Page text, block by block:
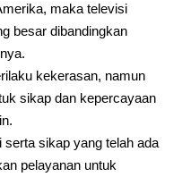
maka televisi
besar dibandingkan
kekerasan, namun
sikap dan kepercayaan
serta sikap yang telah ada
pelayanan untuk